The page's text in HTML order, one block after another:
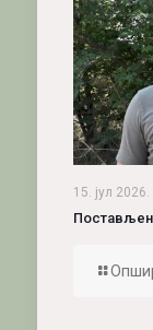
15. јул 2026.
Постављен